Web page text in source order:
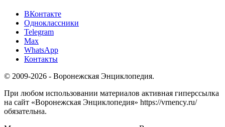
ВКонтакте
Одноклассники
Telegram
Max
WhatsApp
Контакты
© 2009-2026 - Воронежская Энциклопедия.
При любом использовании материалов активная гиперссылка
на сайт «Воронежская Энциклопедия» https://vrnency.ru/
обязательна.